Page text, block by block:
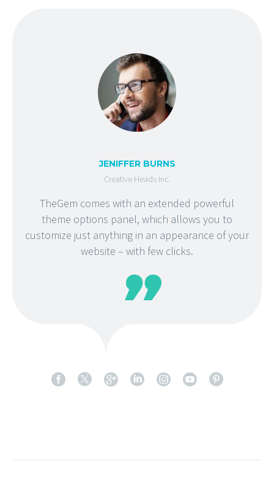
JENIFFER BURNS
Creative Heads Inc.
TheGem comes with an extended powerful
theme options panel, which allows you to
customize just anything in an appearance of your
website – with few clicks.
